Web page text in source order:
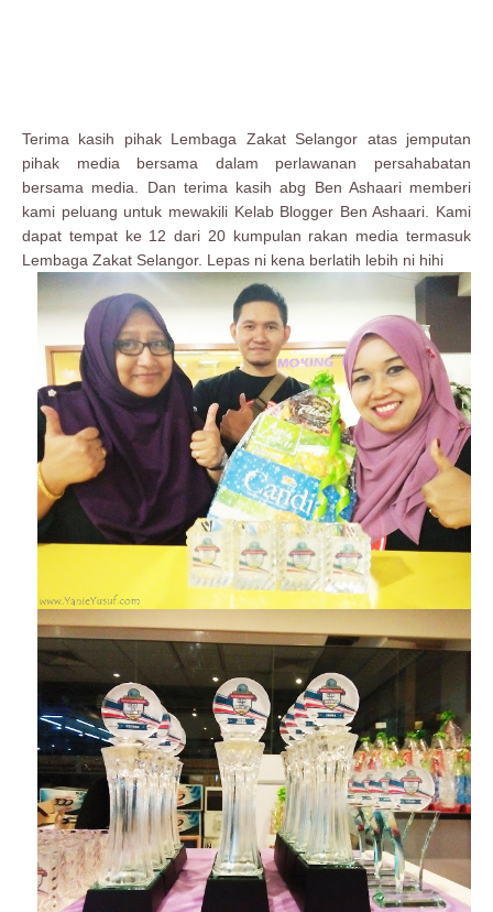
Terima kasih pihak Lembaga Zakat Selangor atas jemputan
pihak media bersama dalam perlawanan persahabatan
bersama media. Dan terima kasih abg Ben Ashaari memberi
kami peluang untuk mewakili Kelab Blogger Ben Ashaari. Kami
dapat tempat ke 12 dari 20 kumpulan rakan media termasuk
Lembaga Zakat Selangor. Lepas ni kena berlatih lebih ni hihi